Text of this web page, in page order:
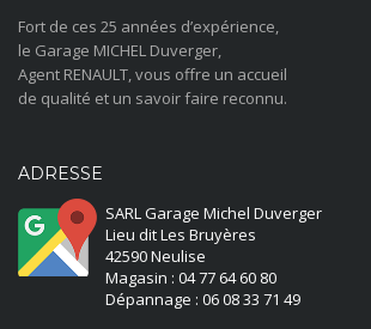
Fort de ces 25 années d’expérience,
le Garage MICHEL Duverger,
Agent RENAULT, vous offre un accueil
de qualité et un savoir faire reconnu.
ADRESSE
SARL Garage Michel Duverger
Lieu dit Les Bruyères
42590 Neulise
Magasin : 04 77 64 60 80
Dépannage : 06 08 33 71 49